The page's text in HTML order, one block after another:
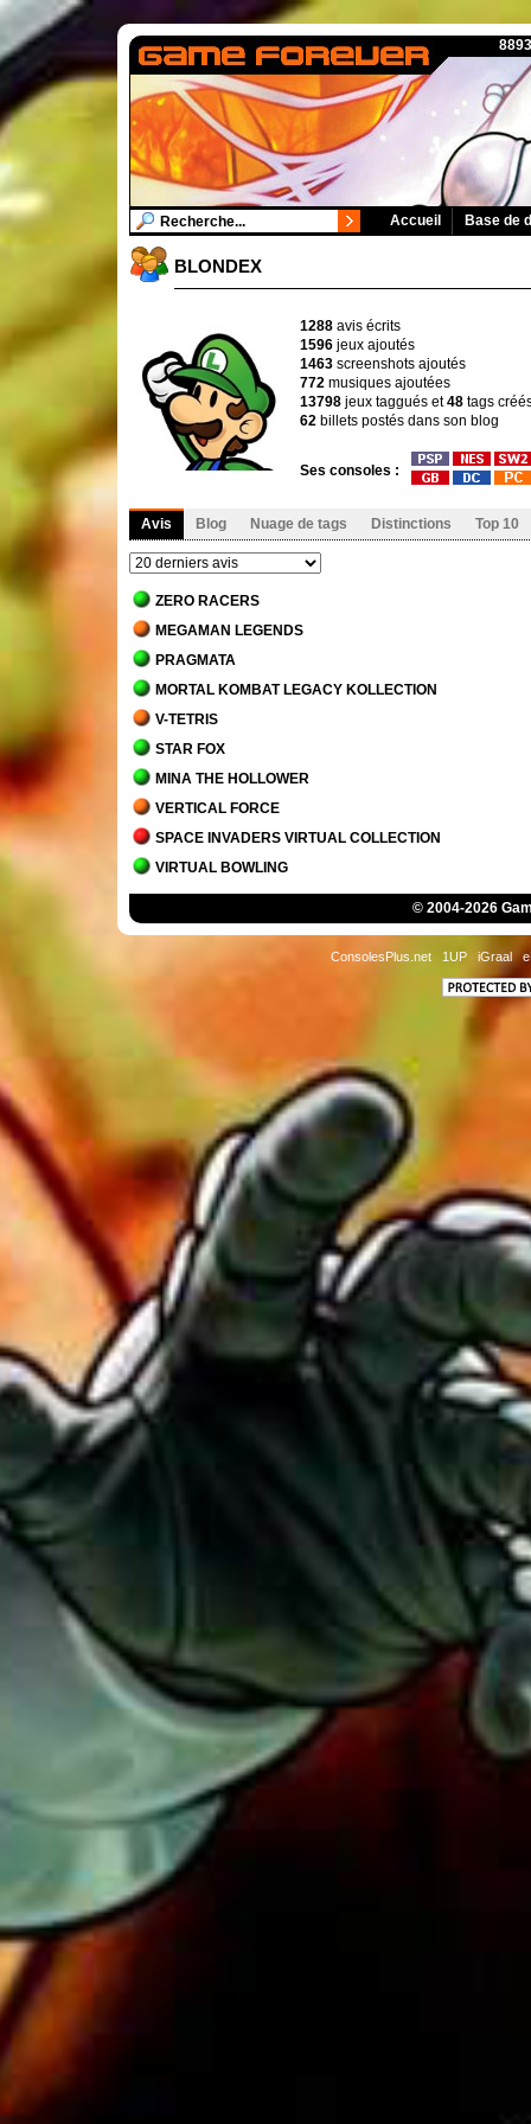
Accueil Base de
BLONDEX
1288 avis écrits
1596 jeux ajoutés
1463 screenshots ajoutés
772 musiques ajoutées
13798 jeux taggués et48 tags
62 billets postés dans son blog
Ses consoles :
Avis Blog Nuage de tags Distinctions Top 10
ZERO RACERS
MEGAMAN LEGENDS
PRAGMATA
MORTAL KOMBAT LEGACY KOLLECTION
V-TETRIS
STAR FOX
MINA THE HOLLOWER
VERTICAL FORCE
SPACE INVADERS VIRTUAL COLLECTION
VIRTUAL BOWLING
MORTAL KOMBAT 1
JACK BROS.
DETROIT - BECOME HUMAN
SUPER MARIO BROS. WONDER + RENDEZ-VOUS AU
PARC BELLABEL
GOLF
© 2004-2026
ConsolesPlus.net 1UP iGraal